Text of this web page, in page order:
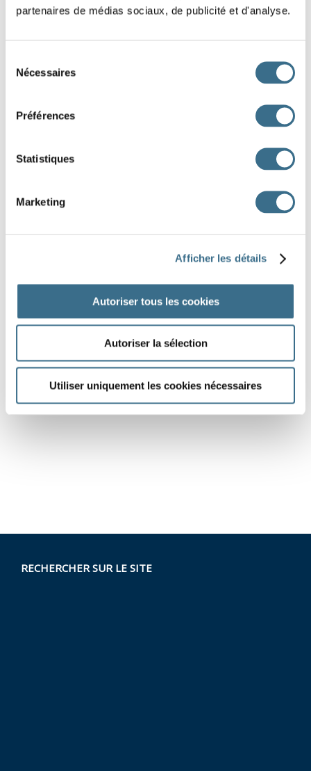
partenaires de médias sociaux, de publicité et d'analyse.
Nécessaires
Préférences
Statistiques
Marketing
Afficher les détails
Autoriser tous les cookies
Autoriser la sélection
Utiliser uniquement les cookies nécessaires
livre ?
RECHERCHER SUR LE SITE